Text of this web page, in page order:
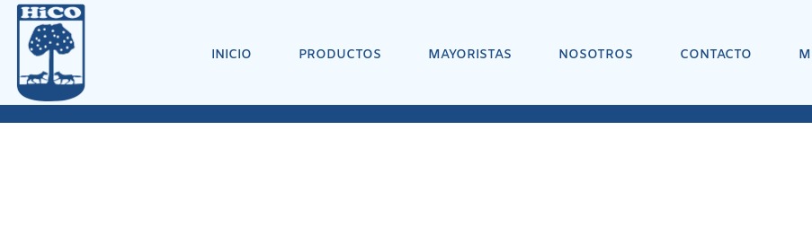
INICIO PRODUCTOS MAYORISTAS NOSOTROS CONTACTO